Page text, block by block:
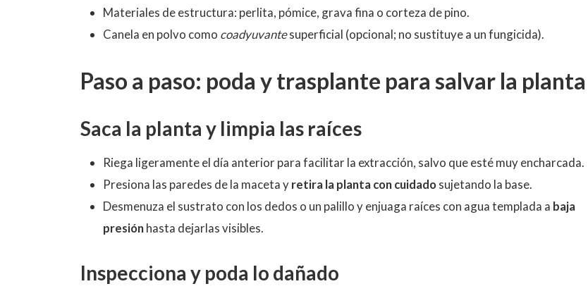
Materiales de estructura: perlita, pómice, grava fina o corteza de pino.
Canela en polvo como coadyuvantesuperficial (opcional; no sustituye a un fungicida).
Paso a paso: poda y trasplante para salvar la planta
Saca la planta y limpia las raíces
Riega ligeramente el día anterior para facilitar la extracción, salvo que esté muy encharcada.
Presiona las paredes de la maceta yretira la planta con cuidadosujetando la base.
Desmenuza el sustrato con los dedos o un palillo y enjuaga raíces con agua templada a baja
presiónhasta dejarlas visibles.
Inspecciona y poda lo dañado